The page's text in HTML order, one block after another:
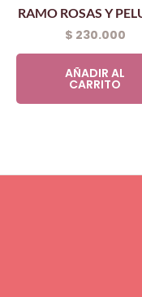
RAMO ROSAS Y
$ 230.000
AÑADIR AL
CARRITO